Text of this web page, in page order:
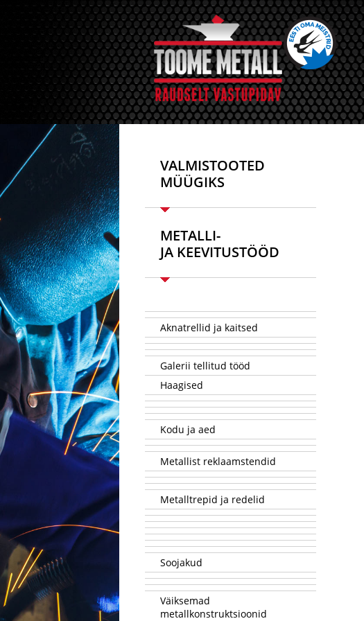
VALMISTOOTED
MÜÜGIKS
METALLI-
JA KEEVITUSTÖÖD
Aknatrellid ja kaitsed
Galerii tellitud tööd
Haagised
Kodu ja aed
Metallist reklaamstendid
Metalltrepid ja redelid
Soojakud
Väiksemad
metallkonstruktsioonid